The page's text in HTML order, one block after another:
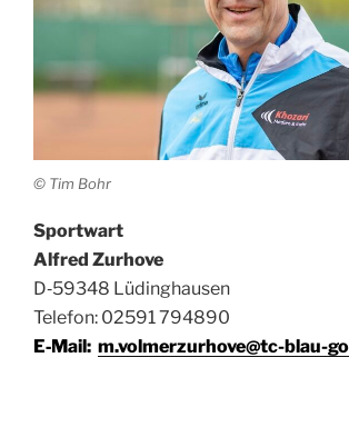
© Tim Bohr
Sport­wart
Alfred Zurhove
D‑59348 Lüding­hau­sen
Tele­fon: 02591 794890
E‑Mail: m.volmerzurhove@tc-blau-